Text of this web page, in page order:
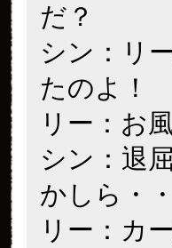
だ？
シン：リ
たのよ！
リー：お
シン：退
かしら・・
リー：カ